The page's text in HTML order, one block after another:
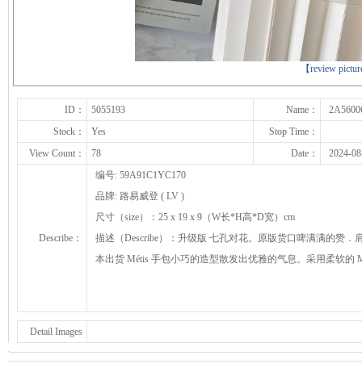
【review
下一张
ID： 5055193 Name：
Stock：
Yes
Stop Time：
View Count：
78 Date： 2024-
Describe：
编号: 59A91C1YC170
品牌: 路易威登 ( LV )
尺寸（size）：25 x 19 x 9（W长*H高*D宽）cm
描述（Describe）：升级版 七孔对花。原版货口啤满满的赞
本出货 Métis 手包小巧的造型散发出优雅的气息。采用柔软的
Detail Images